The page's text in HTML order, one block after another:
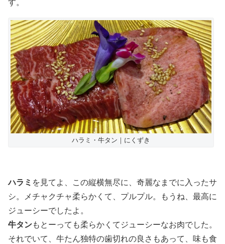
す。
ハラミ・牛タン｜にくずき
ハラミ を見てよ、この縦横無尽に、奇麗なまでに入ったサ
シ。メチャクチャ柔らかくて、プルプル。もうね、最高に
ジューシーでしたよ。
牛タンもとーっても柔らかくてジューシーなお肉でした。
それでいて、牛たん独特の歯切れの良さもあって、味も食